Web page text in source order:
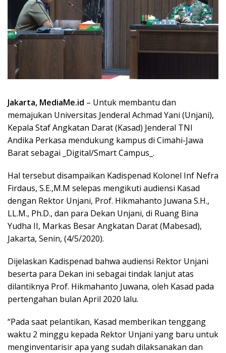
Jakarta, MediaMe.id – Untuk membantu dan
memajukan Universitas Jenderal Achmad Yani (Unjani),
Kepala Staf Angkatan Darat (Kasad) Jenderal TNI
Andika Perkasa mendukung kampus di Cimahi-Jawa
Barat sebagai _Digital/Smart Campus_.
Hal tersebut disampaikan Kadispenad Kolonel Inf Nefra
Firdaus, S.E.,M.M selepas mengikuti audiensi Kasad
dengan Rektor Unjani, Prof. Hikmahanto Juwana S.H.,
LL.M., Ph.D., dan para Dekan Unjani, di Ruang Bina
Yudha II, Markas Besar Angkatan Darat (Mabesad),
Jakarta, Senin, (4/5/2020).
Dijelaskan Kadispenad bahwa audiensi Rektor Unjani
beserta para Dekan ini sebagai tindak lanjut atas
dilantiknya Prof. Hikmahanto Juwana, oleh Kasad pada
pertengahan bulan April 2020 lalu.
“Pada saat pelantikan, Kasad memberikan tenggang
waktu 2 minggu kepada Rektor Unjani yang baru untuk
menginventarisir apa yang sudah dilaksanakan dan